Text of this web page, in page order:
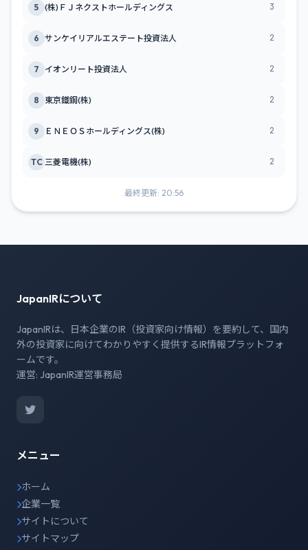
5 (株)ＦＪネクストホールディングス 3
6 サンケイリアルエステート投資法人 2
7 イオンリート投資法人 2
8 東京鐵鋼(株) 2
9 ＥＮＥＯＳホールディングス(株) 2
TC 三菱電機(株) 2
最終更新: 20:56
JapanIRについて
JapanIRは、日本企業のIR（投資家向け情報）を要約して、国内
外の投資家に向けてわかりやすく提供するIR情報プラットフォ
ームです。
運営: JapanIR運営事務局
メニュー
ホーム
企業一覧
サイトについて
サイトマップ